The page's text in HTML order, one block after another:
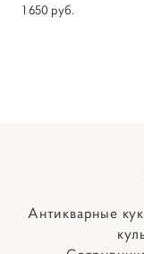
1 650 pуб.
Антикварные